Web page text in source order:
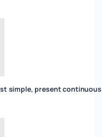
simple, present